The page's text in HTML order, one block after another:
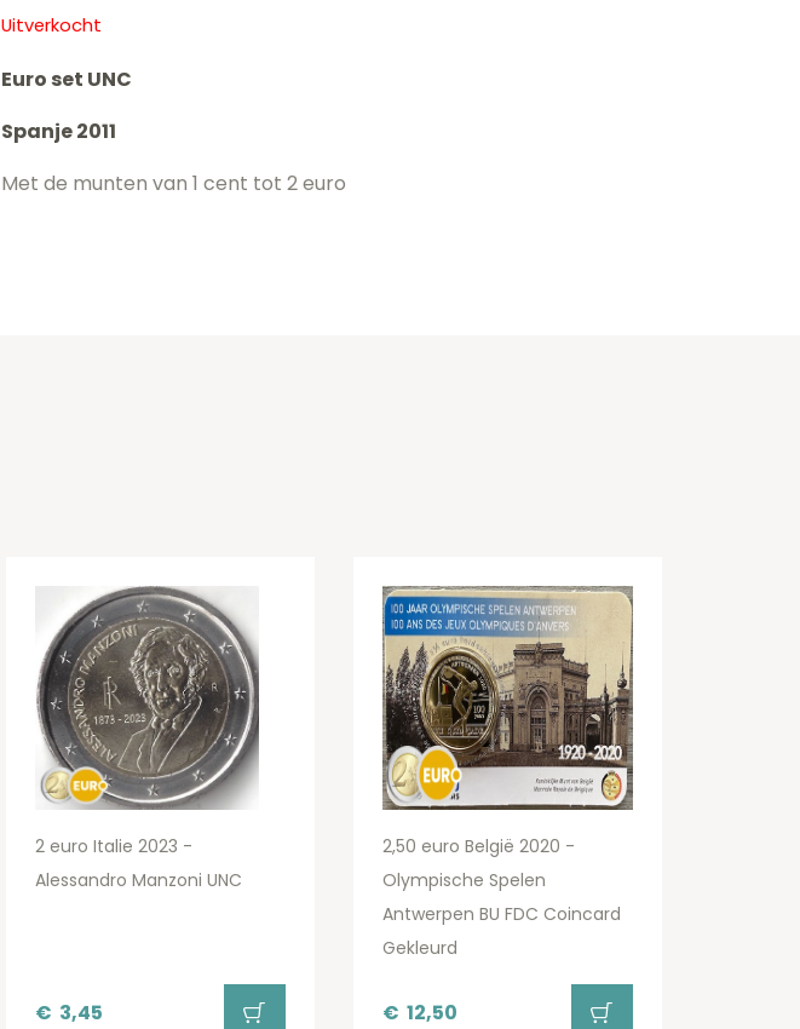
Uitverkocht
Euro set UNC
Spanje 2011
Met de munten van 1 cent tot 2 euro
2 euro Italie 2023 -
Alessandro Manzoni UNC
€ 3,45
2,50 euro België 2020 -
Olympische Spelen
Antwerpen BU FDC Coincard
Gekleurd
€ 12,50